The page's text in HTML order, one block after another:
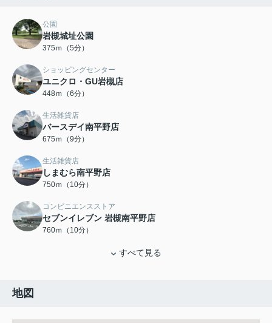
公園
岩槻城址公園
375ｍ（5分）
ショッピングセンター
ユニクロ・GU岩槻店
448ｍ（6分）
生活雑貨店
バースデイ南平野店
675ｍ（9分）
生活雑貨店
しまむら南平野店
750ｍ（10分）
コンビニエンスストア
セブンイレブン 岩槻南平野店
760ｍ（10分）
すべて見る
地図